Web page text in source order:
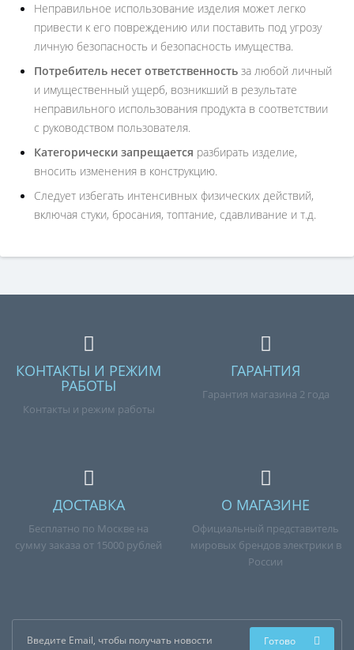
Неправильное использование изделия может легко
привести к его повреждению или поставить под угрозу
личную безопасность и безопасность имущества.
Потребитель несет ответственность за любой личный
и имущественный ущерб, возникший в результате
неправильного использования продукта в соответствии
с руководством пользователя.
Категорически запрещается разбирать изделие,
вносить изменения в конструкцию.
Следует избегать интенсивных физических действий,
включая стуки, бросания, топтание, сдавливание и т.д.
КОНТАКТЫ И РЕЖИМ
РАБОТЫ
Контакты и режим работы
ГАРАНТИЯ
Гарантия магазина 2 года
ДОСТАВКА
Бесплатно по Москве на
сумму заказа от 15000 рублей
О МАГАЗИНЕ
Официальный представитель
мировых брендов электрики в
России
Готово